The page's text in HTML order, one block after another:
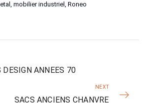
,mobilier industriel,Roneo
DESIGN ANNEES 70
NEXT
SACS ANCIENS CHANVRE